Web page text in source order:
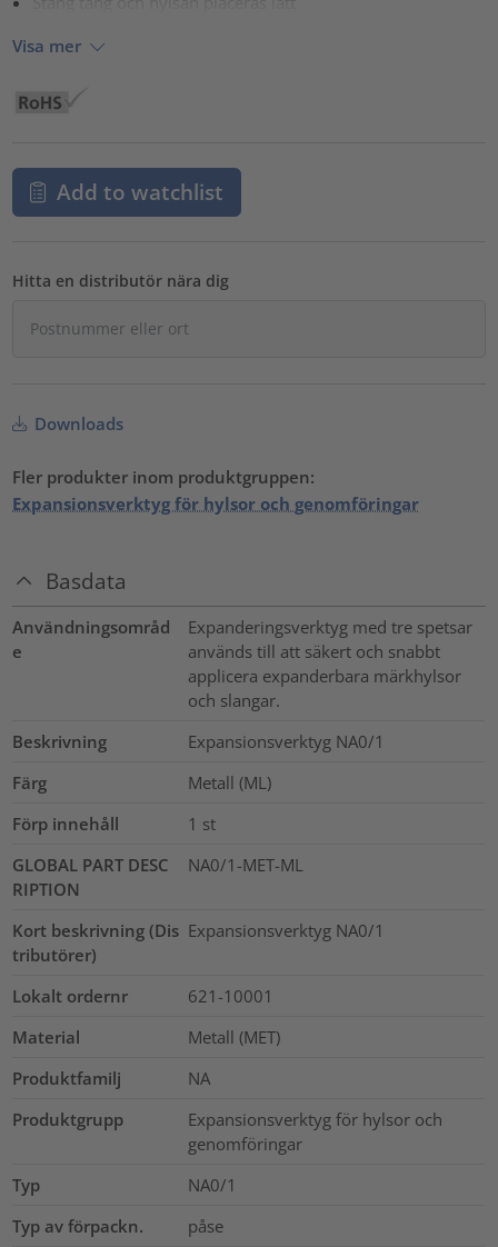
Visa mer
Add to watchlist
Hitta en distributör nära dig
Downloads
Fler produkter inom produktgruppen:
Expansionsverktyg för hylsor och genomföringar
Basdata
Användningsområd
e
Expanderingsverktyg med tre spetsar
används till att säkert och snabbt
applicera expanderbara märkhylsor
och slangar.
Beskrivning
Expansionsverktyg NA0/1
Färg
Metall (ML)
Förp innehåll
1 st
GLOBAL PART DESC
RIPTION
NA0/1-MET-ML
Kort beskrivning (Dis
tributörer)
Expansionsverktyg NA0/1
Lokalt ordernr
621-10001
Material
Metall (MET)
Produktfamilj
NA
Produktgrupp
Expansionsverktyg för hylsor och
genomföringar
Typ
NA0/1
Typ av förpackn.
påse